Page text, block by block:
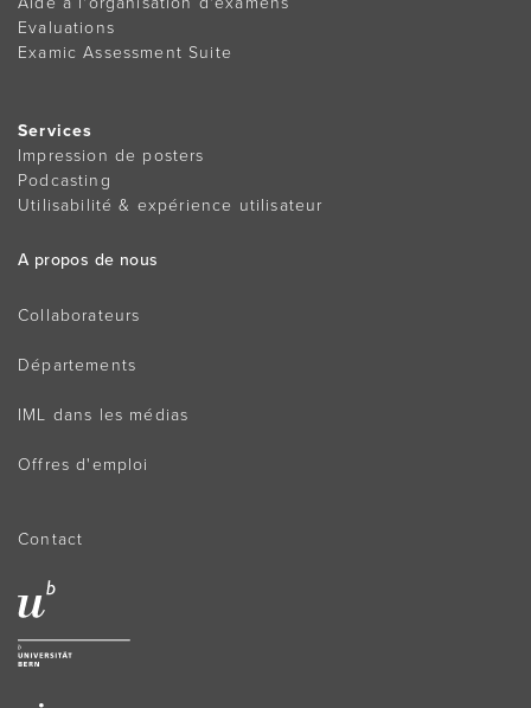
Evaluations
Examic Assessment Suite
Services
Impression de posters
Podcasting
Utilisabilité & expérience utilisateur
A propos de nous
Collaborateurs
Départements
IML dans les médias
Offres d'emploi
Contact